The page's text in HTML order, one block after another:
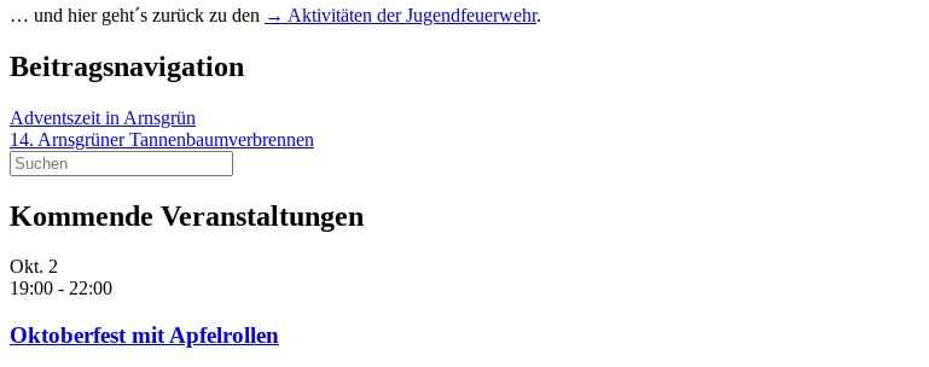
… und hier geht´s zurück zu den → Aktivitäten der Jugendfeuerwehr.
Beitragsnavigation
Adventszeit in Arnsgrün
14. Arnsgrüner Tannenbaumverbrennen
Kommende Veranstaltungen
Okt. 2
19:00 - 22:00
Oktoberfest mit Apfelrollen